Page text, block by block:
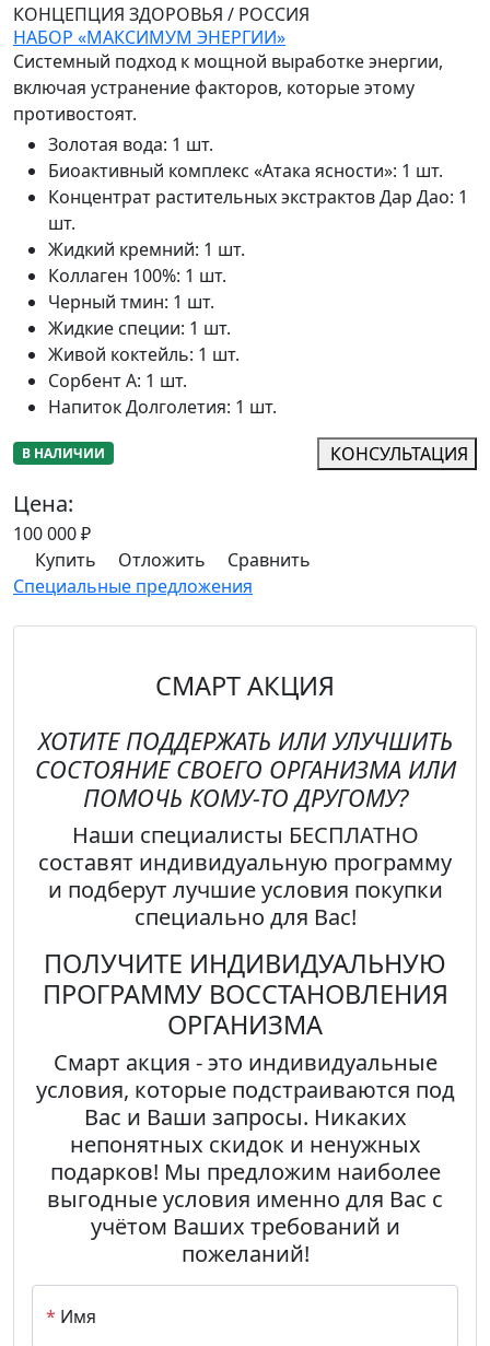
КОНЦЕПЦИЯ ЗДОРОВЬЯ / РОССИЯ
НАБОР «МАКСИМУМ ЭНЕРГИИ»
Системный подход к мощной выработке энергии,
включая устранение факторов, которые этому
противостоят.
Золотая вода: 1 шт.
Биоактивный комплекс «Атака ясности»: 1 шт.
Концентрат растительных экстрактов Дар Дао: 1
шт.
Жидкий кремний: 1 шт.
Коллаген 100%: 1 шт.
Черный тмин: 1 шт.
Жидкие специи: 1 шт.
Живой коктейль: 1 шт.
Сорбент А: 1 шт.
Напиток Долголетия: 1 шт.
В НАЛИЧИИ КОНСУЛЬТАЦИЯ
Цена:
100 000₽
Купить
Отложить
Сравнить
Специальные предложения
СМАРТ АКЦИЯ
ХОТИТЕ ПОДДЕРЖАТЬ ИЛИ УЛУЧШИТЬ
СОСТОЯНИЕ СВОЕГО ОРГАНИЗМА ИЛИ
ПОМОЧЬ КОМУ-ТО ДРУГОМУ?
Наши специалисты БЕСПЛАТНО
составят индивидуальную программу
и подберут лучшие условия покупки
специально для Вас!
ПОЛУЧИТЕ ИНДИВИДУАЛЬНУЮ
ПРОГРАММУВОССТАНОВЛЕНИЯ
ОРГАНИЗМА
Смарт акция - это индивидуальные
условия, которые подстраиваются под
Вас и Ваши запросы. Никаких
непонятных скидок и ненужных
подарков! Мы предложим наиболее
выгодныеусловия именно для Вас с
учётом Ваших требований и
пожеланий!
* Имя